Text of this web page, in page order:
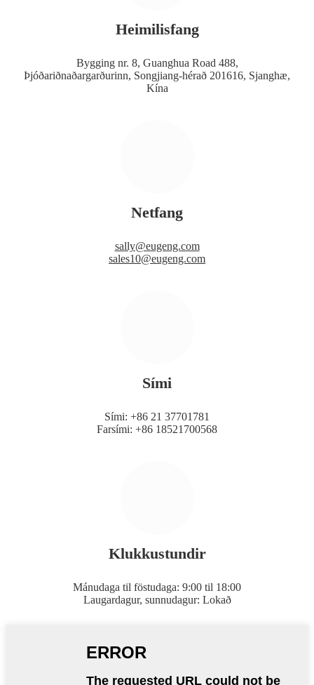
Heimilisfang
Bygging nr. 8, Guanghua Road 488,
Þjóðariðnaðargarðurinn, Songjiang-hérað 201616, Sjanghæ,
Kína
Netfang
sally@eugeng.com
sales10@eugeng.com
Sími
Sími: +86 21 37701781
Farsími: +86 18521700568
Klukkustundir
Mánudaga til föstudaga: 9:00 til 18:00
Laugardagur, sunnudagur: Lokað